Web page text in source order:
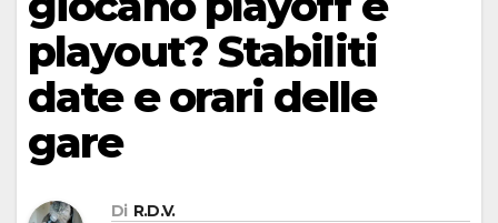
playout? Stabiliti
date e orari delle
gare
Di R.D.V.